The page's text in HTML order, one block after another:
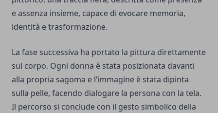
e assenza insieme, capace di evocare memoria,
identità e trasformazione.
La fase successiva ha portato la pittura direttamente
sul corpo. Ogni donna è stata posizionata davanti
alla propria sagoma e l’immagine è stata dipinta
sulla pelle, facendo dialogare la persona con la tela.
Il percorso si conclude con il gesto simbolico della